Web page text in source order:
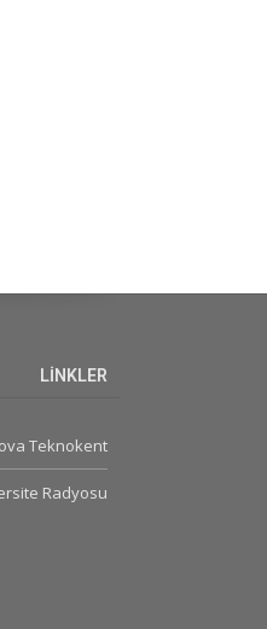
LİNKLER
Teknokent
Radyosu